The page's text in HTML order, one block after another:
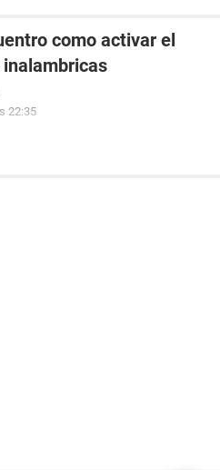
como activar el
22:35